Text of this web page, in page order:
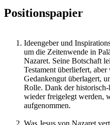
Positionspapier
Ideengeber und
um die Zeitenwende in
Nazaret. Seine Botschaft
Testament überliefert,
Gedankengut überlagert,
Rolle. Dank der
wieder freigelegt werden,
aufgenommen.